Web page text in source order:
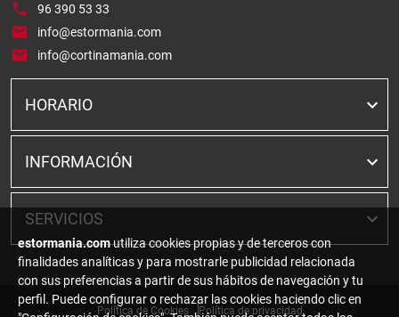
96 390 53 33
info@estormania.com
info@cortinamania.com
HORARIO
INFORMACIÓN
SERVICIOS
Política de Cookies Política de privacidad
estormania.comutiliza cookies propias y de terceros con
finalidades analíticas y para mostrarle publicidad relacionada
con sus preferencias a partir de sus hábitos de navegación y tu
perfil. Puede configurar o rechazar las cookies haciendo clic en